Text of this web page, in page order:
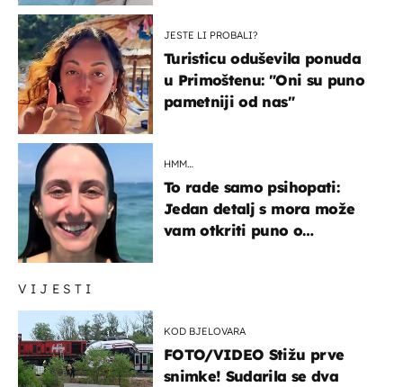
VIJESTI
KOD BJELOVARA
FOTO/VIDEO Stižu prve
snimke! Sudarila se dva
JESTE LI PROBALI?
Turisticu oduševila ponuda
u Primoštenu: "Oni su puno
pametniji od nas"
HMM…
To rade samo psihopati:
Jedan detalj s mora može
vam otkriti puno o